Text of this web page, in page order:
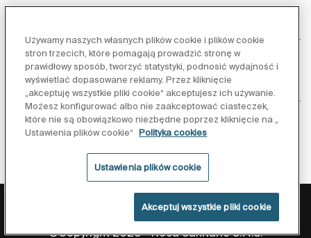
Inspiracja
Obserwuj nas:
Polityka ochrony danych
Warunki korzystania z serwisu
Polityka cookies
©Copyright 2026 - Roca Sanitario S.A.U.
Używamy naszych własnych plików cookie i plików cookie
stron trzecich, które pomagają prowadzić stronę w
prawidłowy sposób, tworzyć statystyki, podnosić wydajność i
wyświetlać dopasowane reklamy. Przez kliknięcie
„akceptuję wszystkie pliki cookie“ akceptujesz ich używanie.
Możesz konfigurować albo nie zaakceptować ciasteczek,
które nie są obowiązkowo niezbędne poprzez kliknięcie na „
Ustawienia plików cookie“
Polityka cookies
Ustawienia plików cookie
Akceptuj wszystkie pliki cookie